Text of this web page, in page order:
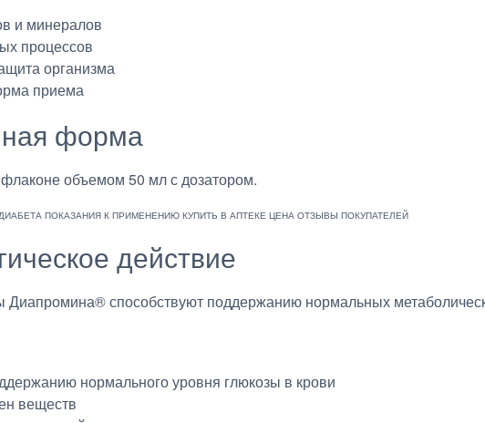
и минералов
процессов
организма
приема
форма
объемом 50 мл с дозатором.
действие
способствуют поддержанию нормальных
нормального уровня глюкозы в крови
веществ